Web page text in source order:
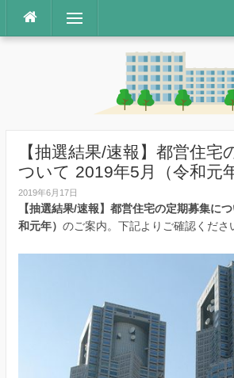
テ
メニュー
【抽選結果/速報】都営住宅
ついて 2019年5月（令和元年
2019年6月17日
【抽選結果/速報】都営住宅の定期募集に
和元年） のご案内。下記よりご確認くださ